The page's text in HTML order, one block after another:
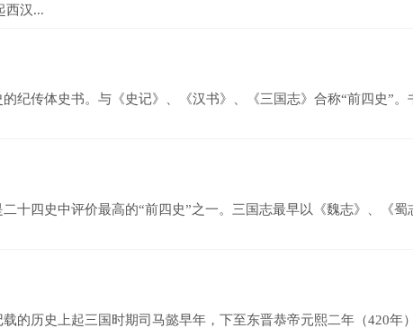
西汉...
传体史书。与《史记》、《汉书》、《三国志》合称“前四史”。
四史中评价最高的“前四史”之一。三国志最早以《魏志》、《蜀
历史上起三国时期司马懿早年，下至东晋恭帝元熙二年（420年